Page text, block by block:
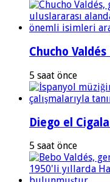
Chucho
5 saat önce
Diego el
5 saat önce